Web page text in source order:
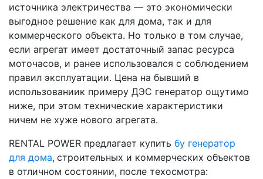
источника электричества — это экономически
выгодное решение как для дома, так и для
коммерческого объекта. Но только в том случае,
если агрегат имеет достаточный запас ресурса
моточасов, и ранее использовался с соблюдением
правил эксплуатации. Цена на бывший в
использованиик примеру ДЭС генератор ощутимо
ниже, при этом технические характеристики
ничем не хуже нового агрегата.
RENTAL POWER предлагает купить бу генератор
для дома, строительных и коммерческих объектов
в отличном состоянии, после техосмотра: